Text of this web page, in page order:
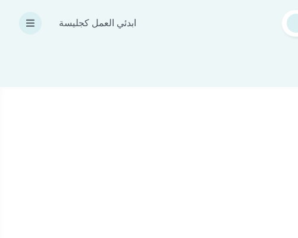
ابدئي العمل كجليسة